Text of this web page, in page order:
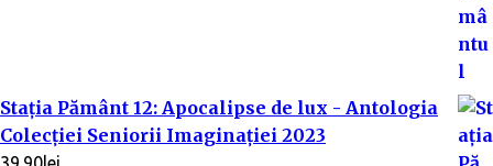
Stația Pământ 12: Apocalipse de lux - Antologia
Colecției Seniorii Imaginației 2023